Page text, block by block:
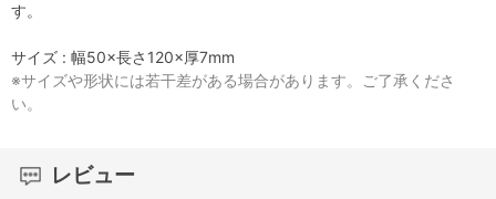
す。
サイズ : 幅50×長さ120×厚7mm
※サイズや形状には若干差がある場合があります。ご了承くださ
い。
レビュー